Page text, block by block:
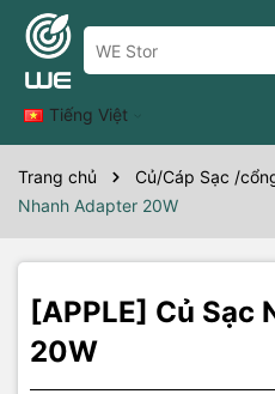
Tiếng Việt
Trang chủ Củ/Cáp Sạc /
Nhanh Adapter 20W
[APPLE] Củ Sạc
20W
Thông số kỹ thuật